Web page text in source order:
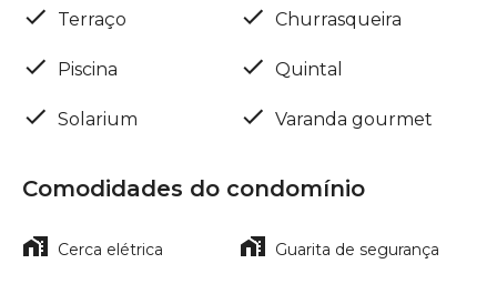
Terraço Churrasqueira
Piscina Quintal
Solarium Varanda gourmet
Comodidades do condomínio
Cerca elétrica Guarita de segurança